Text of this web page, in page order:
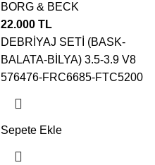
BORG & BECK
22.000 TL
DEBRİYAJ SETİ (BASK-
BALATA-BİLYA) 3.5-3.9 V8
576476-FRC6685-FTC5200
Sepete Ekle